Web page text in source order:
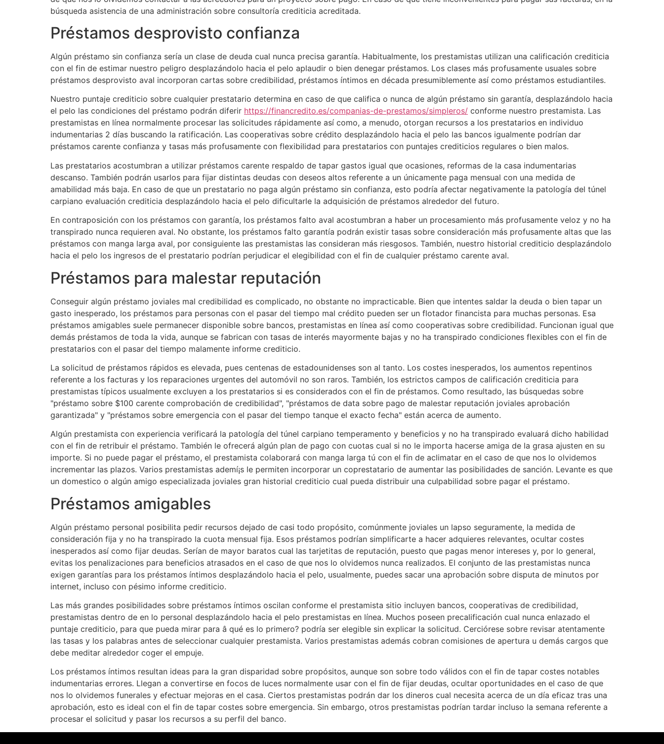
búsqueda asistencia de una administración sobre consultoría crediticia acreditada.
Préstamos desprovisto confianza
Algún préstamo sin confianza serí­a un clase de deuda cual nunca precisa garantía. Habitualmente, los prestamistas utilizan una calificación crediticia
con el fin de estimar nuestro peligro desplazándolo hacia el pelo aplaudir o bien denegar préstamos. Los clases más profusamente usuales sobre
préstamos desprovisto aval incorporan cartas sobre credibilidad, préstamos íntimos en década presumiblemente así­ como préstamos estudiantiles.
Nuestro puntaje crediticio sobre cualquier prestatario determina en caso de que califica o nunca de algún préstamo sin garantía, desplazándolo hacia
el pelo las condiciones del préstamo podrán diferir https://financredito.es/companias-de-prestamos/simpleros/ conforme nuestro prestamista. Las
prestamistas en línea normalmente procesar las solicitudes rápidamente así­ como, a menudo, otorgan recursos a los prestatarios en individuo
indumentarias 2 días buscando la ratificación. Las cooperativas sobre crédito desplazándolo hacia el pelo las bancos igualmente podrían dar
préstamos carente confianza y tasas más profusamente con flexibilidad para prestatarios con puntajes crediticios regulares o bien malos.
Las prestatarios acostumbran a utilizar préstamos carente respaldo de tapar gastos igual que ocasiones, reformas de la casa indumentarias
descanso. También podrán usarlos para fijar distintas deudas con deseos altos referente a un únicamente paga mensual con una medida de
amabilidad más baja. En caso de que un prestatario no paga algún préstamo sin confianza, esto podría afectar negativamente la patologí­a del túnel
carpiano evaluación crediticia desplazándolo hacia el pelo dificultarle la adquisición de préstamos alrededor del futuro.
En contraposición con los préstamos con garantía, los préstamos falto aval acostumbran a haber un procesamiento más profusamente veloz y no ha
transpirado nunca requieren aval. No obstante, los préstamos falto garantía podrán existir tasas sobre consideración más profusamente altas que las
préstamos con manga larga aval, por consiguiente las prestamistas las consideran más riesgosos. También, nuestro historial crediticio desplazándolo
hacia el pelo los ingresos de el prestatario podrían perjudicar el elegibilidad con el fin de cualquier préstamo carente aval.
Préstamos para malestar reputación
Conseguir algún préstamo joviales mal credibilidad es complicado, no obstante no impracticable. Bien que intentes saldar la deuda o bien tapar un
gasto inesperado, los préstamos para personas con el pasar del tiempo mal crédito pueden ser un flotador financista para muchas personas. Esa
préstamos amigables suele permanecer disponible sobre bancos, prestamistas en línea así­ como cooperativas sobre credibilidad. Funcionan igual que
demás préstamos de toda la vida, aunque se fabrican con tasas de interés mayormente bajas y no ha transpirado condiciones flexibles con el fin de
prestatarios con el pasar del tiempo malamente informe crediticio.
La solicitud de préstamos rápidos es elevada, pues centenas de estadounidenses son al tanto. Los costes inesperados, los aumentos repentinos
referente a los facturas y los reparaciones urgentes del automóvil no son raros. También, los estrictos campos de calificación crediticia para
prestamistas tí­picos usualmente excluyen a los prestatarios si es considerados con el fin de préstamos. Como resultado, las búsquedas sobre
"préstamo sobre $100 carente comprobación de credibilidad", "préstamos de data sobre pago de malestar reputación joviales aprobación
garantizada" y "préstamos sobre emergencia con el pasar del tiempo tanque el exacto fecha" están acerca de aumento.
Algún prestamista con experiencia verificará la patologí­a del túnel carpiano temperamento y beneficios y no ha transpirado evaluará dicho habilidad
con el fin de retribuir el préstamo. También le ofrecerá algún plan de pago con cuotas cual si no le importa hacerse amiga de la grasa ajusten en su
importe. Si no puede pagar el préstamo, el prestamista colaborará con manga larga tú con el fin de aclimatar en el caso de que nos lo olvidemos
incrementar las plazos. Varios prestamistas ademí¡s le permiten incorporar un coprestatario de aumentar las posibilidades de sanción. Levante es que
un domestico o algún amigo especializada joviales gran historial crediticio cual pueda distribuir una culpabilidad sobre pagar el préstamo.
Préstamos amigables
Algún préstamo personal posibilita pedir recursos dejado de casi todo propósito, comúnmente joviales un lapso seguramente, la medida de
consideración fija y no ha transpirado la cuota mensual fija. Esos préstamos podrían simplificarte a hacer adquieres relevantes, ocultar costes
inesperados así­ como fijar deudas. Serían de mayor baratos cual las tarjetitas de reputación, puesto que pagas menor intereses y, por lo general,
evitas los penalizaciones para beneficios atrasados en el caso de que nos lo olvidemos nunca realizados. El conjunto de las prestamistas nunca
exigen garantías para los préstamos íntimos desplazándolo hacia el pelo, usualmente, puedes sacar una aprobación sobre disputa de minutos por
internet, incluso con pésimo informe crediticio.
Las más grandes posibilidades sobre préstamos íntimos oscilan conforme el prestamista sitio incluyen bancos, cooperativas de credibilidad,
prestamistas dentro de en lo personal desplazándolo hacia el pelo prestamistas en línea. Muchos poseen precalificación cual nunca enlazado el
puntaje crediticio, para que pueda mirar para â qué es lo primero? podría ser elegible sin explicar la solicitud. Cerciórese sobre revisar atentamente
las tasas y los palabras antes de seleccionar cualquier prestamista. Varios prestamistas además cobran comisiones de apertura u demás cargos que
debe meditar alrededor coger el empuje.
Los préstamos íntimos resultan ideas para la gran disparidad sobre propósitos, aunque son sobre todo válidos con el fin de tapar costes notables
indumentarias errores. Llegan a convertirse en focos de luces normalmente usar con el fin de fijar deudas, ocultar oportunidades en el caso de que
nos lo olvidemos funerales y efectuar mejoras en el casa. Ciertos prestamistas podrán dar los dineros cual necesita acerca de un día eficaz tras una
aprobación, esto es ideal con el fin de tapar costes sobre emergencia. Sin embargo, otros prestamistas podrían tardar incluso la semana referente a
procesar el solicitud y pasar los recursos a su perfil del banco.